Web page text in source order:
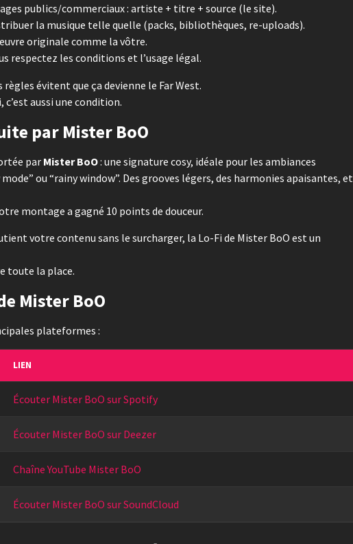
publics/commerciaux : artiste + titre + source (le site).
la musique telle quelle (packs, bibliothèques, re-uploads).
originale comme la vôtre.
respectez les conditions et l’usage légal.
évitent que ça devienne le Far West.
aussi une condition.
par Mister BoO
par Mister BoO: une signature cosy, idéale pour les ambiances
ou “rainy window”. Des grooves légers, des harmonies apaisantes, et
montage a gagné 10 points de douceur.
votre contenu sans le surcharger, la Lo-Fi de Mister BoO est un
toute la place.
Mister BoO
plateformes :
LIEN
Écouter Mister BoO sur Spotify
Écouter Mister BoO sur Deezer
Chaîne YouTube Mister BoO
Écouter Mister BoO sur SoundCloud